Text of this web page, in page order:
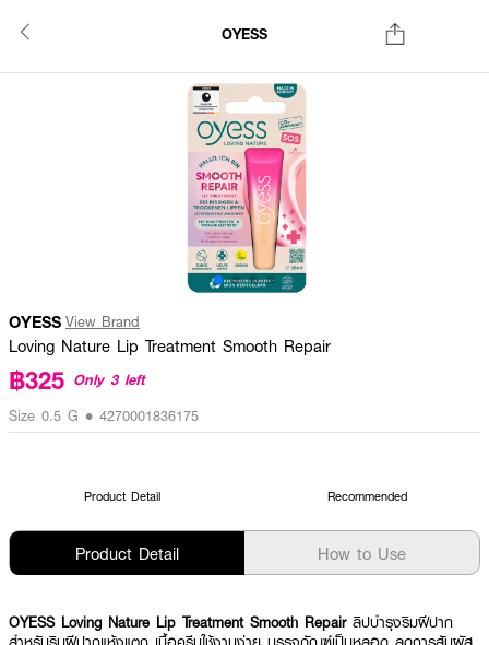
OYESS
OYESS View Brand
Loving Nature Lip Treatment Smooth Repair
฿325 Only 3 left
Size 0.5 G • 4270001836175
Product Detail Recommended
Product Detail How to Use
OYESS Loving Nature Lip Treatment Smooth Repair ลิปบำรุงริมฝีปาก